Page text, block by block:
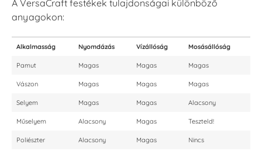
A VersaCraft festékek tulajdonságai különböző
anyagokon:
Alkalmasság Nyomdázás Vízállóság Mosásállóság
Pamut Magas Magas Magas
Vászon Magas Magas Magas
Selyem Magas Magas Alacsony
Műselyem Alacsony Magas Teszteld!
Poliészter Alacsony Magas Nincs